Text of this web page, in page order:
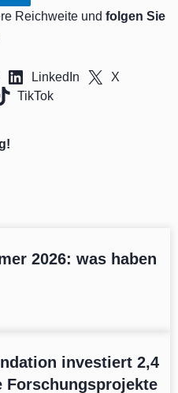
Reichweite und folgen Sie
LinkedIn
X
TikTok
2026: was haben
investiert 2,4
Forschungsprojekte